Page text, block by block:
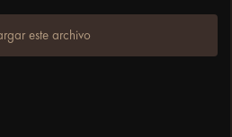
este archivo